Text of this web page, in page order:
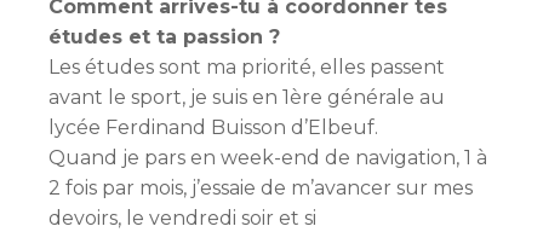
Comment arrives-tu à coordonner tes
études et ta passion ?
Les études sont ma priorité, elles passent
avant le sport, je suis en 1ère générale au
lycée Ferdinand Buisson d’Elbeuf.
Quand je pars en week-end de navigation, 1 à
2 fois par mois, j’essaie de m’avancer sur mes
devoirs, le vendredi soir et si